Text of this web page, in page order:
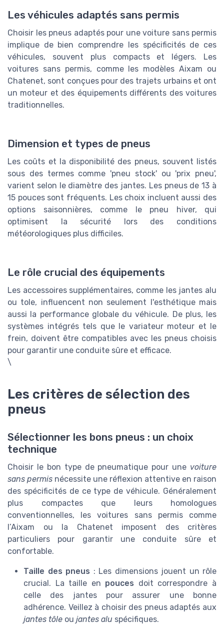
Les véhicules adaptés sans permis
Choisir les pneus adaptés pour une voiture sans permis
implique de bien comprendre les spécificités de ces
véhicules, souvent plus compacts et légers. Les
voitures sans permis, comme les modèles Aixam ou
Chatenet, sont conçues pour des trajets urbains et ont
un moteur et des équipements différents des voitures
traditionnelles.
Dimension et types de pneus
Les coûts et la disponibilité des pneus, souvent listés
sous des termes comme 'pneu stock' ou 'prix pneu',
varient selon le diamètre des jantes. Les pneus de 13 à
15 pouces sont fréquents. Les choix incluent aussi des
options saisonnières, comme le pneu hiver, qui
optimisent la sécurité lors des conditions
météorologiques plus difficiles.
Le rôle crucial des équipements
Les accessoires supplémentaires, comme les jantes alu
ou tole, influencent non seulement l'esthétique mais
aussi la performance globale du véhicule. De plus, les
systèmes intégrés tels que le variateur moteur et le
frein, doivent être compatibles avec les pneus choisis
pour garantir une conduite sûre et efficace.
\
Les critères de sélection des
pneus
Sélectionner les bons pneus : un choix
technique
Choisir le bon type de pneumatique pour une voiture
sans permis nécessite une réflexion attentive en raison
des spécificités de ce type de véhicule. Généralement
plus compactes que leurs homologues
conventionnelles, les voitures sans permis comme
l’Aixam ou la Chatenet imposent des critères
particuliers pour garantir une conduite sûre et
confortable.
Taille des pneus : Les dimensions jouent un rôle
crucial. La taille en pouces doit correspondre à
celle des jantes pour assurer une bonne
adhérence. Veillez à choisir des pneus adaptés aux
jantes tôle ou jantes alu spécifiques.